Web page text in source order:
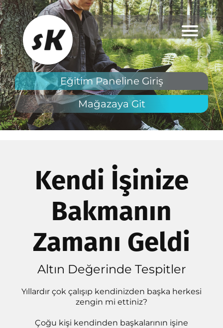
Eğitim Paneline Giriş
Mağazaya Git
Kendi İşinize
Bakmanın
Zamanı Geldi
Altın Değerinde Tespitler
Yıllardır çok çalışıp kendinizden başka herkesi
zengin mi ettiniz?
Çoğu kişi kendinden başkalarının işine